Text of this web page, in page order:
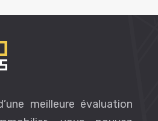
meilleure évaluation